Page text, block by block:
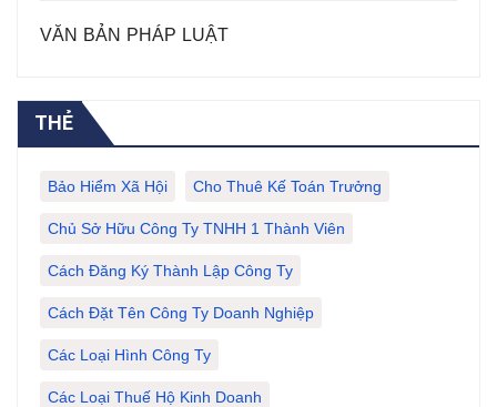
VĂN BẢN PHÁP LUẬT
THẺ
Bảo Hiểm Xã Hội Cho Thuê Kế Toán Trưởng
Chủ Sở Hữu Công Ty TNHH 1 Thành Viên
Cách Đăng Ký Thành Lập Công Ty
Cách Đặt Tên Công Ty Doanh Nghiệp
Các Loại Hình Công Ty
Các Loại Thuế Hộ Kinh Doanh